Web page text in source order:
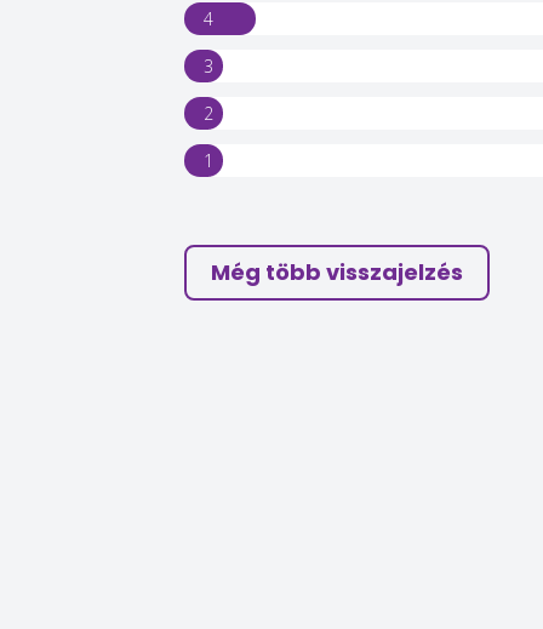
4
3
2
1
Még több visszajelzés